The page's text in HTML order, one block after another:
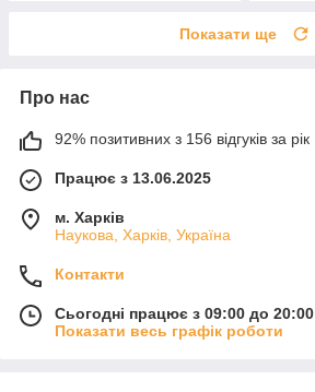
Показати ще
Про нас
92% позитивних з 156 відгуків за рік
Працює з 13.06.2025
м. Харків
Наукова, Харків, Україна
Контакти
Сьогодні працює з 09:00 до 20:00
Показати весь графік роботи